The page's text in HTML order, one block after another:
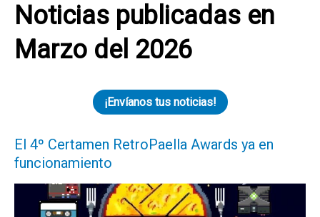
Noticias publicadas en
Marzo del 2026
¡Envíanos tus noticias!
El 4º Certamen RetroPaella Awards ya en
funcionamiento